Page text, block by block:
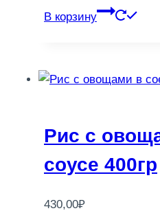
В корзину
Рис с
соусе 400гр
430,00₽